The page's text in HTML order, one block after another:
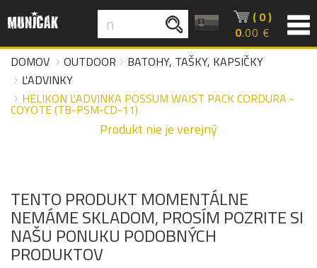
( 0 )
0.00 €
DOMOV
OUTDOOR
BATOHY, TAŠKY, KAPSIČKY
ĽADVINKY
HELIKON ĽADVINKA POSSUM WAIST PACK CORDURA -
COYOTE (TB-PSM-CD-11)
Produkt nie je verejný
TENTO PRODUKT MOMENTÁLNE
NEMÁME SKLADOM, PROSÍM POZRITE SI
NAŠU PONUKU PODOBNÝCH
PRODUKTOV